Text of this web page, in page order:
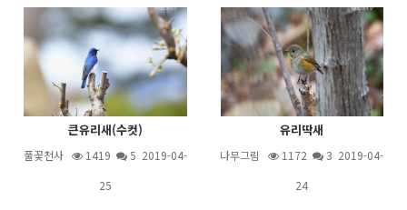
큰유리새(수컷)
풀꽃천사 1419 5 2019-04-
25
유리딱새
나무그림 1172 3 2019-04-
24